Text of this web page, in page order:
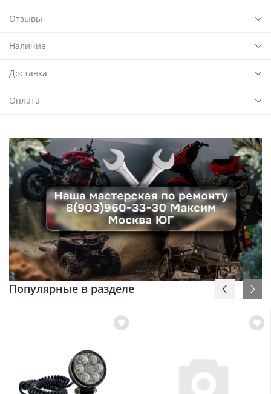
Отзывы
Наличие
Доставка
Оплата
Популярные в разделе